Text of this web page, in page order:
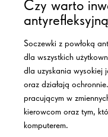
Czy warto
antyrefleksyjną
Soczewki z powłoką
dla wszystkich
dla uzyskania
oraz działają
pracującym w
kierowcom oraz tym,
komputerem.